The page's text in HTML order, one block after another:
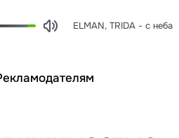
ELMAN, TRIDA - с неба